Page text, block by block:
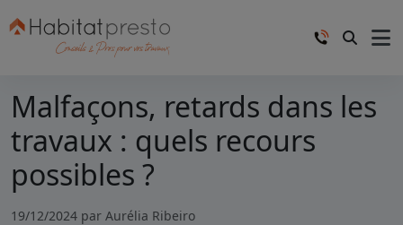
Malfaçons, retards dans les
travaux : quels recours
possibles ?
19/12/2024 par Aurélia Ribeiro